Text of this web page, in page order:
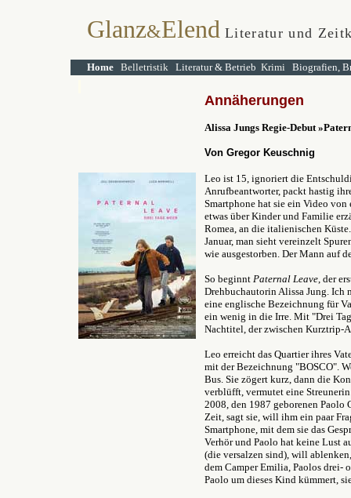
Glanz&Elend Literatur und
Home Belletristik Literatur & Betrieb Krimi Biografien,
Annäherungen
Alissa Jungs Regie-Debut»
Von Gregor Keuschnig
Leo ist 15, ignoriert die
Anrufbeantworter, packt hastig
Smartphone hat sie ein Video
etwas über Kinder und Familie
Romea, an die italienischen
Januar, man sieht vereinzelt
wie ausgestorben. Der Mann auf
So beginnt Paternal Leave, der
Drehbuchautorin Alissa Jung. Ich
eine englische Bezeichnung für
ein wenig in die Irre. Mit "Drei
Nachtitel, der zwischen
Leo erreicht das Quartier ihres
mit der Bezeichnung "BOSCO".
Bus. Sie zögert kurz, dann die
verblüfft, vermutet eine
2008, den 1987 geborenen
Zeit, sagt sie, will ihm ein paar
Smartphone, mit dem sie das
Verhör und Paolo hat keine Lust
(die versalzen sind), will
dem Camper Emilia, Paolos drei-
Paolo um dieses Kind kümmert,